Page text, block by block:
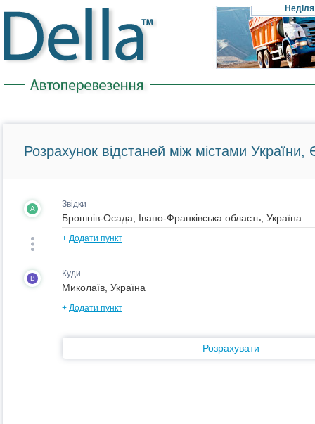
Неділя
Розрахунок відстаней між містами України,
A Звідки
+ Додати пункт
B Куди
+ Додати пункт
Розрахувати